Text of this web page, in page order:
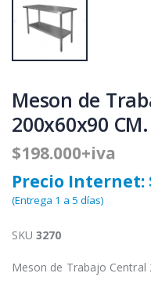
Meson de
200x60x90 CM.
$198.000+iva
Precio Internet:
(Entrega 1 a 5 días)
SKU3270
Meson de Trabajo Central